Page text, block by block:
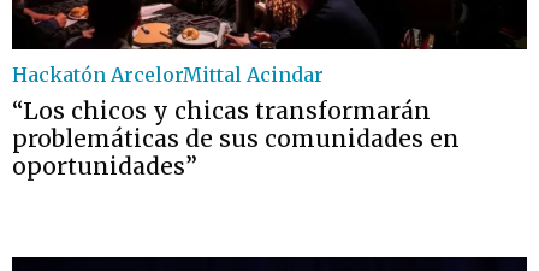
Hackatón ArcelorMittal Acindar
“Los chicos y chicas transformarán
problemáticas de sus comunidades en
oportunidades”